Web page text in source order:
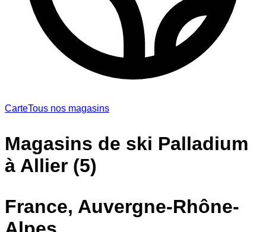
CarteTous nos magasins
Magasins de ski Palladium
à Allier (5)
France, Auvergne-Rhône-